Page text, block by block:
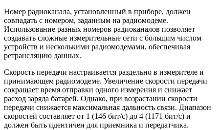
Номер радиоканала, установленный в приборе, должен
совпадать с номером, заданным на радиомодеме.
Использование разных номеров радиоканалов позволяет
создавать сложные измерительные сети с большим числом
устройств и несколькими радиомодемами, обеспечивая
ретрансляцию данных.
Скорость передачи настраивается раздельно в измерителе и
принимающем радиомодеме. Увеличение скорости передачи
сокращает время отправки одного измерения и снижает
расход заряда батарей. Однако, при возрастании скорости
передачи снижается максимальная дальность связи. Диапазон
скоростей составляет от 1 (146 бит/с) до 4 (1171 бит/с) и
должен быть идентичен для приемника и передатчика.